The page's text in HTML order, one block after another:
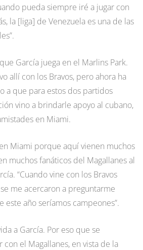
pueda siempre iré a jugar con
la [liga] de Venezuela es una de las
García juega en el Marlins Park.
allí con los Bravos, pero ahora ha
a que para estos dos partidos
vino a brindarle apoyo al cubano,
en Miami.
Miami porque aquí vienen muchos
muchos fanáticos del Magallanes al
“Cuando vine con los Bravos
me acercaron a preguntarme
este año seríamos campeones”.
a García. Por eso que se
el Magallanes, en vista de la